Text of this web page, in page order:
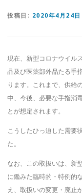
投稿日: 2020年4月24日
現在、新型コロナウイル
品及び医薬部外品たる手
ります。これまで、供給
中、今後、必要な手指消
とが想定されます。
こうしたひっ迫した需要
た。
なお、この取扱いは、新
に鑑みた臨時的・特例的
え、取扱いの変更・廃止